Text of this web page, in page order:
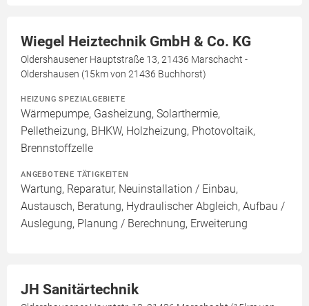
Wiegel Heiztechnik GmbH & Co. KG
Oldershausener Hauptstraße 13, 21436 Marschacht -
Oldershausen (15km von 21436 Buchhorst)
HEIZUNG SPEZIALGEBIETE
Wärmepumpe, Gasheizung, Solarthermie,
Pelletheizung, BHKW, Holzheizung, Photovoltaik,
Brennstoffzelle
ANGEBOTENE TÄTIGKEITEN
Wartung, Reparatur, Neuinstallation / Einbau,
Austausch, Beratung, Hydraulischer Abgleich, Aufbau /
Auslegung, Planung / Berechnung, Erweiterung
JH Sanitärtechnik